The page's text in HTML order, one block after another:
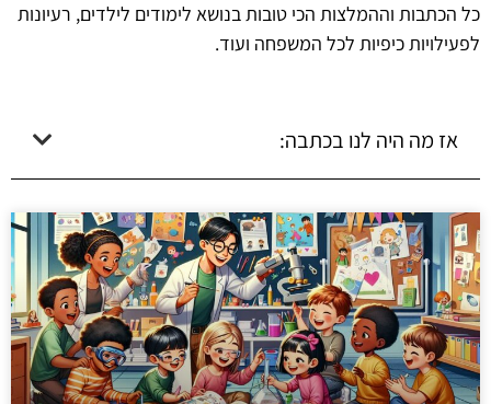
כל הכתבות וההמלצות הכי טובות בנושא לימודים לילדים, רעיונות
לפעילויות כיפיות לכל המשפחה ועוד.
אז מה היה לנו בכתבה: